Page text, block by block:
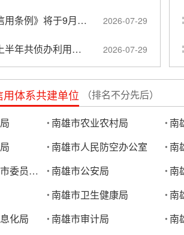
《福建省社会信用条例》将于9月16日起施行 2026-07-29
公安部：今年上半年共侦办利用AI工具生成网络谣言案件170余起 2026-07-29
体系共建单位 （排名不分先后）
中国共产党南雄市委员会统战部
化局
南雄市农业农村局
南雄市人民防空办公室
南雄市公安局
南雄市卫生健康局
南雄市审计局
南
南
南
南
南